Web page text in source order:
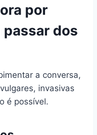
por
dos
a conversa,
invasivas
é possível.